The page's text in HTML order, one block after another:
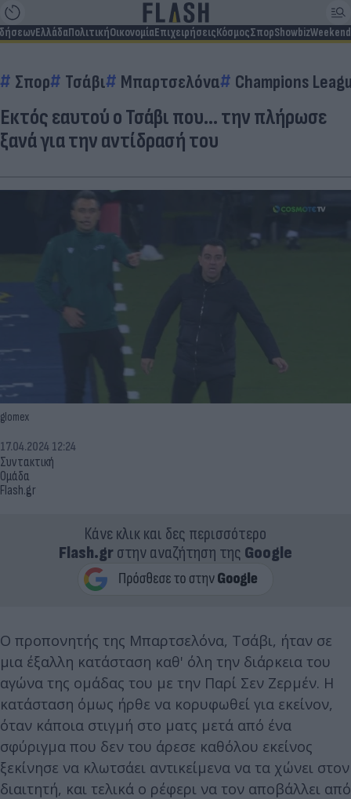
ΕλλάδαΠολιτικήΟικονομίαΕπιχειρήσειςΚόσμοςΣπορShowbizWeekend
Σπορ Τσάβι Μπαρτσελόνα Champions
Εκτός εαυτού ο Τσάβι που... την πλήρωσε
ξανά για την αντίδρασή του
glomex
Συντακτική
Ομάδα
Flash.gr
17.04.2024 12:24
Κάνε κλικ και δες περισσότερο
Flash.grστην αναζήτηση της Google
Ο προπονητής της Μπαρτσελόνα, Τσάβι, ήταν σε
μια έξαλλη κατάσταση καθ' όλη την διάρκεια του
αγώνα της ομάδας του με την Παρί Σεν Ζερμέν. Η
κατάσταση όμως ήρθε να κορυφωθεί για εκείνον,
όταν κάποια στιγμή στο ματς μετά από ένα
σφύριγμα που δεν του άρεσε καθόλου εκείνος
ξεκίνησε να κλωτσάει αντικείμενα να τα χώνει στον
διαιτητή, και τελικά ο ρέφερι να τον αποβάλλει από